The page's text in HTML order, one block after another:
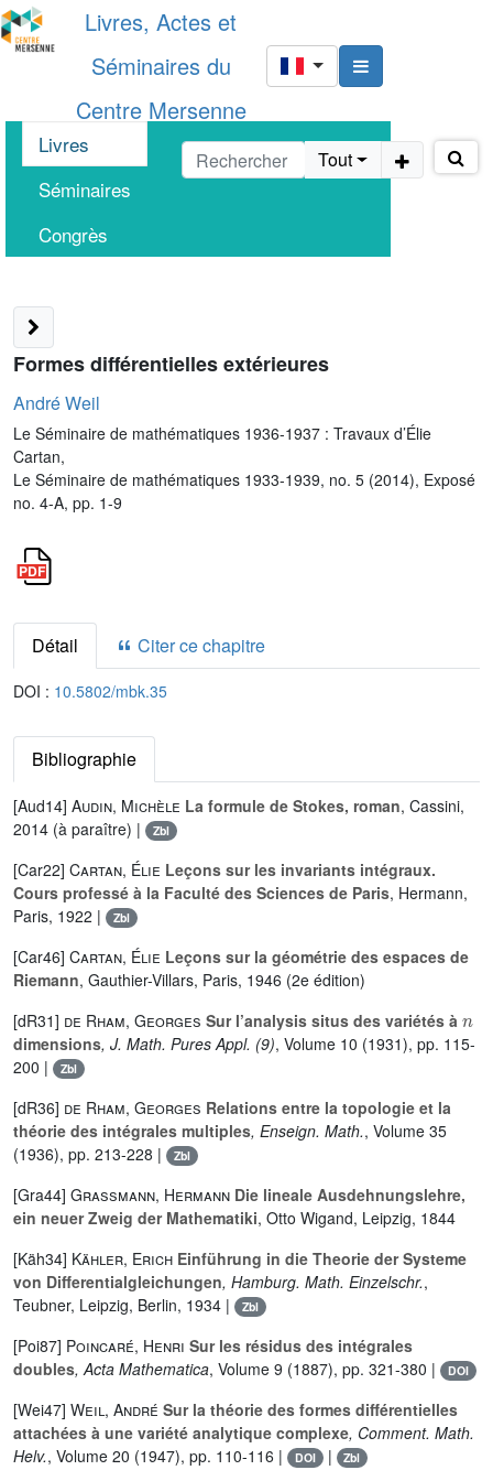
Livres, Actes et
Séminaires du
Centre Mersenne
Livres
Séminaires
Congrès
Tout
Formes différentielles extérieures
André Weil
Le Séminaire de mathématiques 1936-1937 : Travaux d’Élie
Cartan,
Le Séminaire de mathématiques 1933-1939, no. 5 (2014), Exposé
no. 4-A, pp. 1-9
Détail Citer ce chapitre
DOI : 10.5802/mbk.35
Bibliographie
[Aud14] Audin, Michèle La formule de Stokes, roman, Cassini,
2014 (à paraître) |
Zbl
[Car22] Cartan, Élie Leçons sur les invariants intégraux.
Cours professé à la Faculté des Sciences de Paris, Hermann,
Paris, 1922 |
Zbl
[Car46] Cartan, Élie Leçons sur la géométrie des espaces de
Riemann, Gauthier-Villars, Paris, 1946 (2e édition)
[dR31] de Rham, Georges Sur l’analysis situs des variétés à
dimensions, J. Math. Pures Appl. (9), Volume 10 (1931), pp. 115-
200 |
Zbl
[dR36] de Rham, Georges Relations entre la topologie et la
théorie des intégrales multiples, Enseign. Math., Volume 35
(1936), pp. 213-228 |
Zbl
[Gra44] Grassmann, Hermann Die lineale Ausdehnungslehre,
ein neuer Zweig der Mathematiki, Otto Wigand, Leipzig, 1844
[Käh34] Kähler, Erich Einführung in die Theorie der Systeme
von Differentialgleichungen, Hamburg. Math. Einzelschr.,
Teubner, Leipzig, Berlin, 1934 |
Zbl
[Poi87] Poincaré, Henri Sur les résidus des intégrales
doubles, Acta Mathematica, Volume 9 (1887), pp. 321-380 | DOI
[Wei47] Weil, André Sur la théorie des formes différentielles
attachées à une variété analytique complexe, Comment. Math.
Helv., Volume 20 (1947), pp. 110-116 | DOI | Zbl